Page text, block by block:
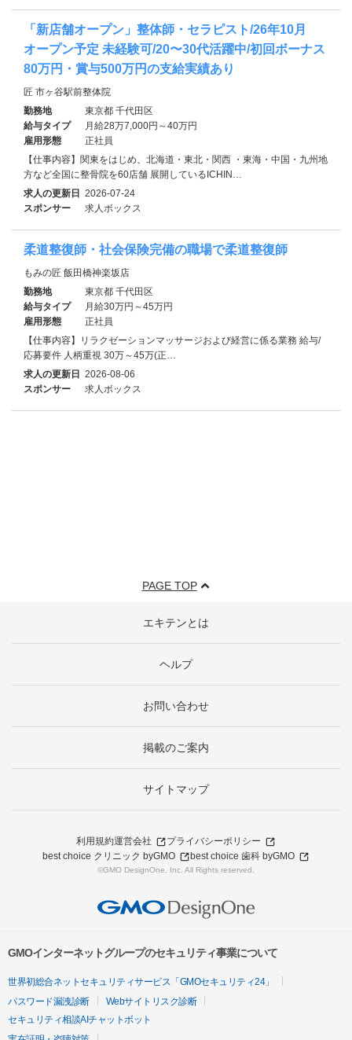
「新店舗オープン」整体師・セラピスト/26年10月
オープン予定 未経験可/20〜30代活躍中/初回ボーナス
80万円・賞与500万円の支給実績あり
匠 市ヶ谷駅前整体院
勤務地
東京都 千代田区
給与タイプ
月給28万7,000円～40万円
雇用形態
正社員
【仕事内容】関東をはじめ、北海道・東北・関西 ・東海・中国・九州地
方など全国に整骨院を60店舗 展開しているICHIN…
求人の更新日 2026-07-24
スポンサー
求人ボックス
柔道整復師・社会保険完備の職場で柔道整復師
もみの匠 飯田橋神楽坂店
勤務地
東京都 千代田区
給与タイプ
月給30万円～45万円
雇用形態
正社員
【仕事内容】リラクゼーションマッサージおよび経営に係る業務 給与/
応募要件 人柄重視 30万～45万(正…
求人の更新日 2026-08-06
スポンサー
求人ボックス
PAGE TOP
エキテンとは
ヘルプ
お問い合わせ
掲載のご案内
サイトマップ
利用規約運営会社
プライバシーポリシー
best choice クリニック byGMO
best choice 歯科 byGMO
©GMO DesignOne, Inc. All Rights reserved.
GMOインターネットグループのセキュリティ事業について
世界初総合ネットセキュリティサービス「GMOセキュリティ24」
パスワード漏洩診断
Webサイトリスク診断
セキュリティ相談AIチャットボット